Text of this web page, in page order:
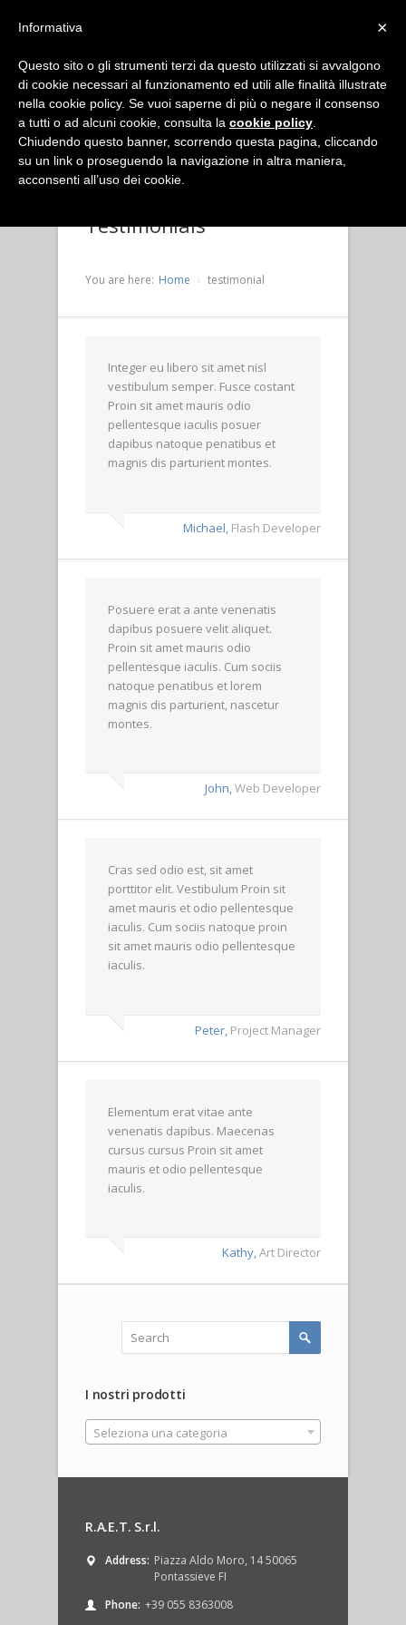
Testimonials
You are here: Home testimonial
Integer eu libero sit amet nisl
vestibulum semper. Fusce costant
Proin sit amet mauris odio
pellentesque iaculis posuer
dapibus natoque penatibus et
magnis dis parturient montes.
Michael, Flash Developer
Posuere erat a ante venenatis
dapibus posuere velit aliquet.
Proin sit amet mauris odio
pellentesque iaculis. Cum sociis
natoque penatibus et lorem
magnis dis parturient, nascetur
montes.
John,Web Developer
Cras sed odio est, sit amet
porttitor elit. Vestibulum Proin sit
amet mauris et odio pellentesque
iaculis. Cum sociis natoque proin
sit amet mauris odio pellentesque
iaculis.
Peter, Project Manager
Elementum erat vitae ante
venenatis dapibus. Maecenas
cursus cursus Proin sit amet
mauris et odio pellentesque
iaculis.
Kathy,Art Director
I nostri prodotti
Seleziona una categoria
R.A.E.T. S.r.l.
Address: Piazza Aldo Moro, 14 50065
Pontassieve FI
Phone: +39 055 8363008
×
Informativa
Questo sito o gli strumenti terzi da questo utilizzati si avvalgono
di cookie necessari al funzionamento ed utili alle finalità illustrate
nella cookie policy. Se vuoi saperne di più o negare il consenso
a tutti o ad alcuni cookie, consulta la cookie policy
Chiudendo questo banner, scorrendo questa pagina, cliccando
su un link o proseguendo la navigazione in altra maniera,
acconsenti all’uso dei cookie.